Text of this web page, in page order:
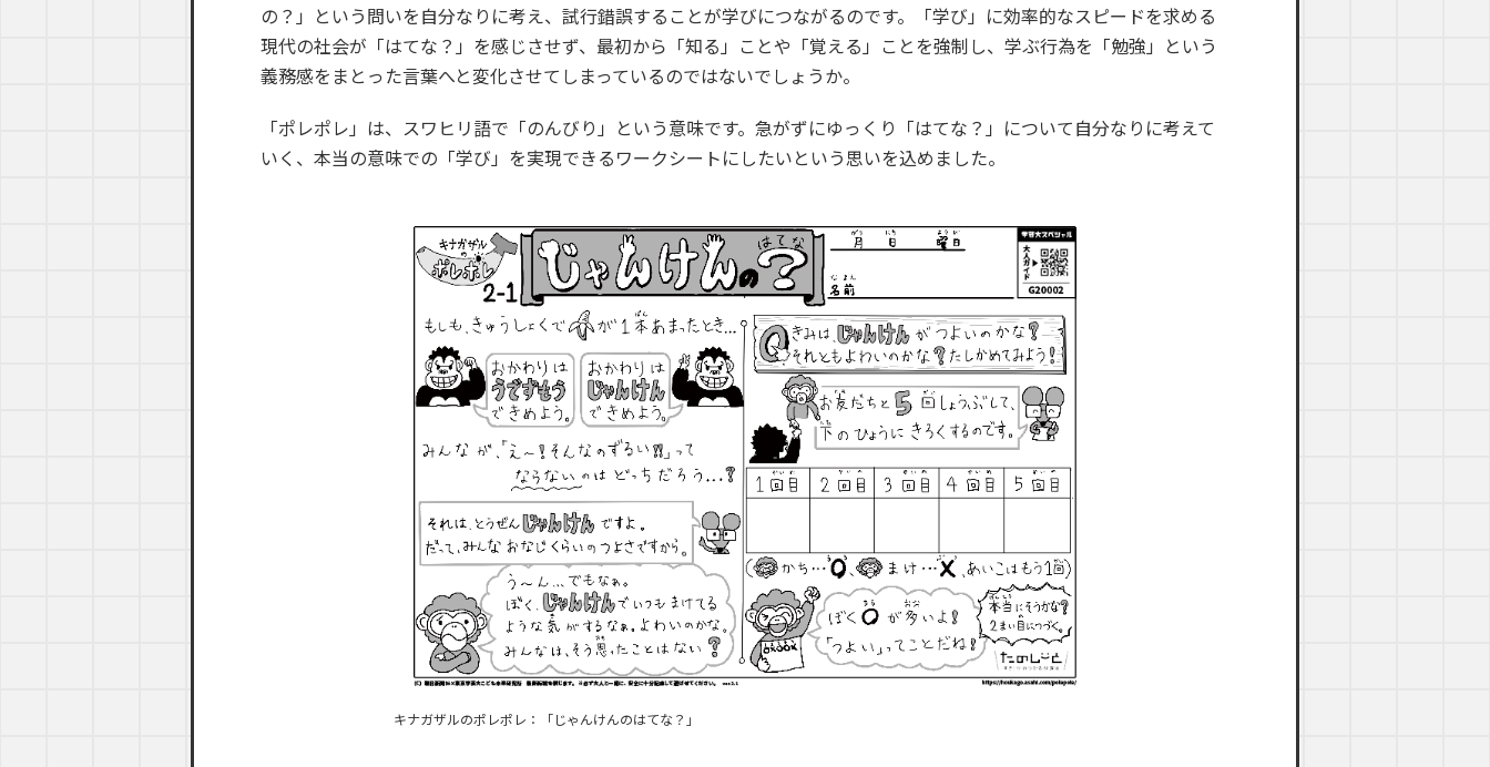
の？」という問いを自分なりに考え、試行錯誤することが学びにつながるのです。「学び」に効率的なスピードを求める
現代の社会が「はてな？」を感じさせず、最初から「知る」ことや「覚える」ことを強制し、学ぶ行為を「勉強」という
義務感をまとった言葉へと変化させてしまっているのではないでしょうか。
「ポレポレ」は、スワヒリ語で「のんびり」という意味です。急がずにゆっくり「はてな？」について自分なりに考えて
いく、本当の意味での「学び」を実現できるワークシートにしたいという思いを込めました。
キナガザルのポレポレ：「じゃんけんのはてな？」